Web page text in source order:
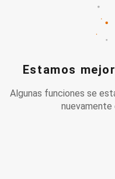
Estamos
Algunas funciones se
nuevamente